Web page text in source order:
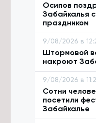
Осипов
Забайкалья
праздником
9/08/2026 в
Штормовой
накроют
9/08/2026 в
Сотни
посетили
Забайкалье